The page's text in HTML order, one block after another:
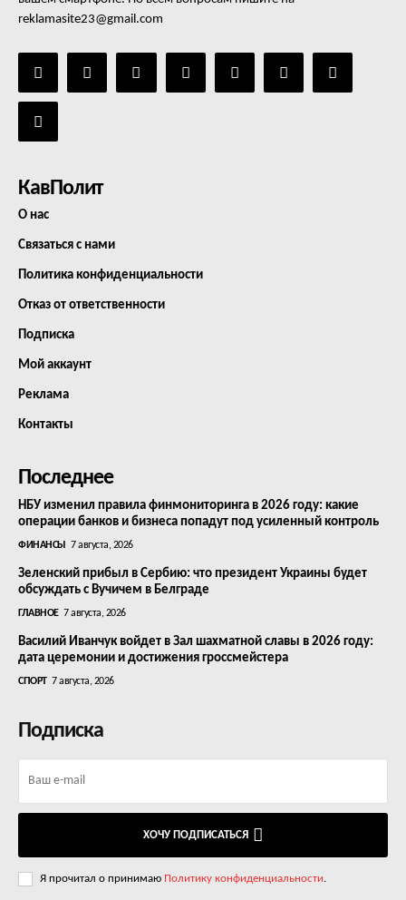
reklamasite23@gmail.com
КавПолит
О нас
Связаться с нами
Политика конфиденциальности
Отказ от ответственности
Подписка
Мой аккаунт
Реклама
Контакты
Последнее
НБУ изменил правила финмониторинга в 2026 году: какие
операции банков и бизнеса попадут под усиленный контроль
ФИНАНСЫ 7 августа, 2026
Зеленский прибыл в Сербию: что президент Украины будет
обсуждать с Вучичем в Белграде
ГЛАВНОЕ 7 августа, 2026
Василий Иванчук войдет в Зал шахматной славы в 2026 году:
дата церемонии и достижения гроссмейстера
СПОРТ 7 августа, 2026
Подписка
ХОЧУ ПОДПИСАТЬСЯ
Я прочитал о принимаю Политику конфиденциальности.